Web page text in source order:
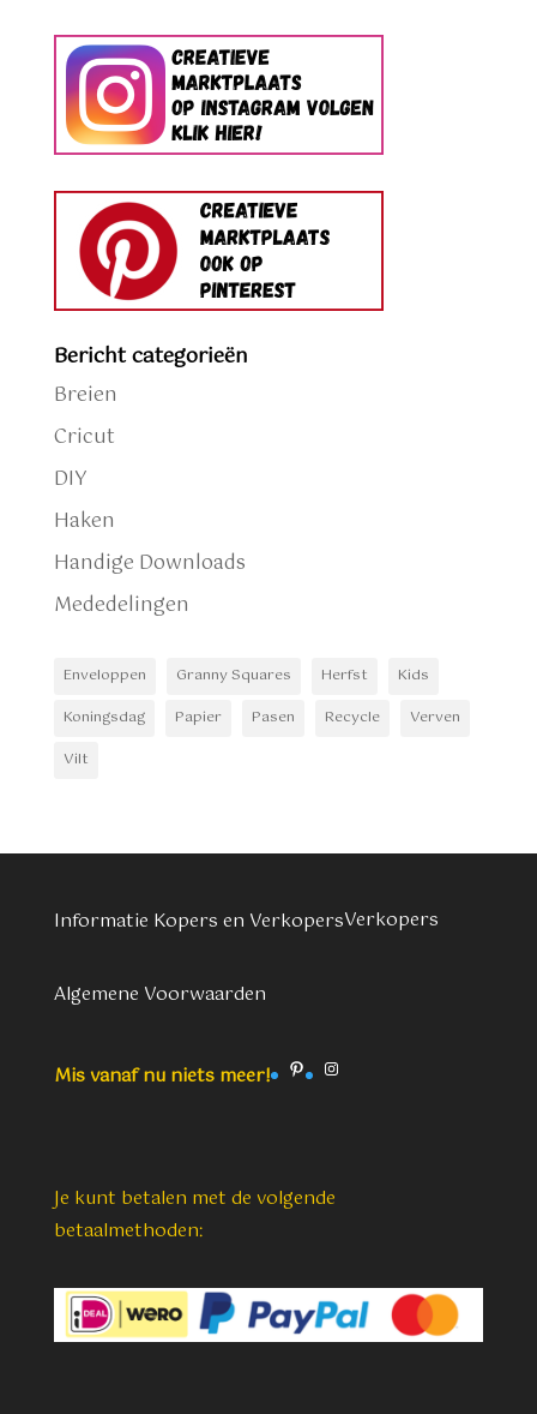
Bericht categorieën
Breien
Cricut
DIY
Haken
Handige Downloads
Mededelingen
Enveloppen Granny Squares Herfst
Kids
Koningsdag
Papier Pasen Recycle
Verven
Vilt
Informatie Kopers en VerkopersVerkopers
Algemene Voorwaarden
Mis vanaf nu niets meer! PinterestInstagram
Je kunt betalen met de volgende
betaalmethoden: